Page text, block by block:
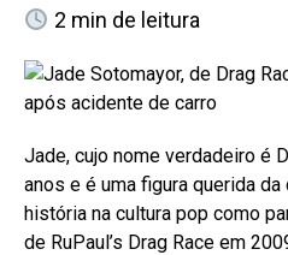
2 min de leitura
Jade, cujo nome verdadeiro é
anos e é uma figura querida
história na cultura pop como
de RuPaul’s Drag Race em